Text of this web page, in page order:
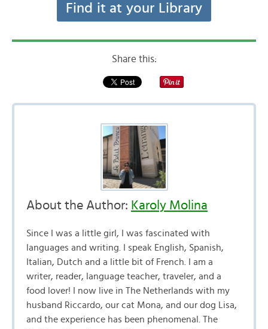
Find it at your Library
Share this:
About the Author: Karoly Molina
Since I was a little girl, I was fascinated with
languages and writing. I speak English, Spanish,
Italian, Dutch and a little bit of French. I am a
writer, reader, language teacher, traveler, and a
food lover! I now live in The Netherlands with my
husband Riccardo, our cat Mona, and our dog Lisa,
and the experience has been phenomenal. The